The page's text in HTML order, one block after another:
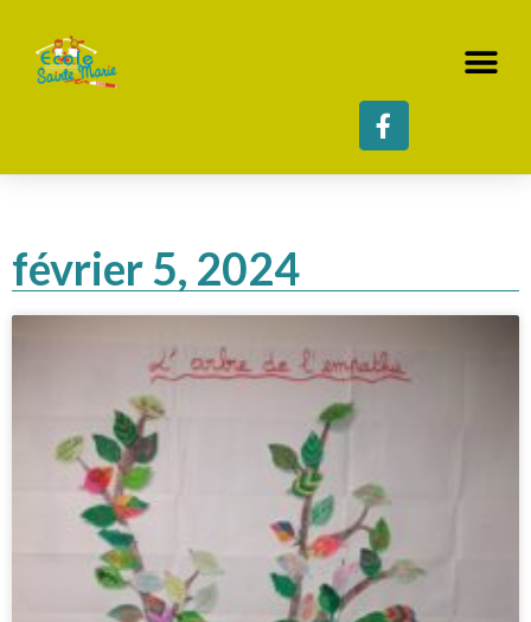
février 5, 2024